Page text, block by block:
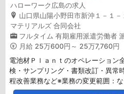
ハローワーク広島の求人
山口県山陽小野田市新沖１－１
マテリアルズ 合同会社
フルタイム 有期雇用派遣労働者
月給 25万600円～ 25万7,760円
電池材Ｐｌａｎｔのオペレーション
検・サンプリング・書類改訂・異常
程改善業務など※業務の変更範囲：な